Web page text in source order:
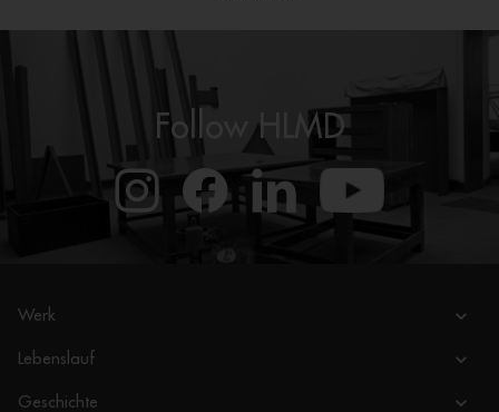
Follow HLMD
Werk
Lebenslauf
Geschichte